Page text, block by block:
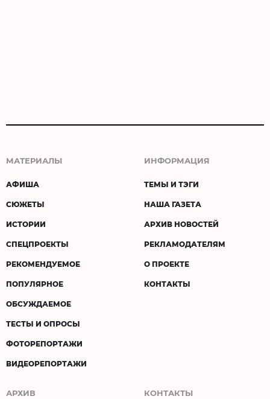
МАТЕРИАЛЫ
АФИША
СЮЖЕТЫ
ИСТОРИИ
СПЕЦПРОЕКТЫ
РЕКОМЕНДУЕМОЕ
ПОПУЛЯРНОЕ
ОБСУЖДАЕМОЕ
ТЕСТЫ И ОПРОСЫ
ФОТОРЕПОРТАЖИ
ВИДЕОРЕПОРТАЖИ
ИНФОРМАЦИЯ
ТЕМЫ И ТЭГИ
НАША ГАЗЕТА
АРХИВ НОВОСТЕЙ
РЕКЛАМОДАТЕЛЯМ
О ПРОЕКТЕ
КОНТАКТЫ
АРХИВ КОНТАКТЫ